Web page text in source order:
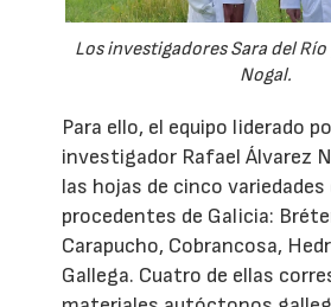
Los investigadores Sara del Río
Nogal.
Para ello, el equipo liderado
investigador Rafael Álvarez
las hojas de cinco variedades
procedentes de Galicia:
Carapucho, Cobrancosa,
Gallega. Cuatro de ellas